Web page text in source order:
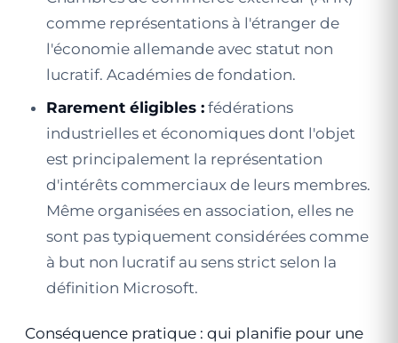
comme représentations à l'étranger de
l'économie allemande avec statut non
lucratif. Académies de fondation.
Rarement éligibles : fédérations
industrielles et économiques dont l'objet
est principalement la représentation
d'intérêts commerciaux de leurs membres.
Même organisées en association, elles ne
sont pas typiquement considérées comme
à but non lucratif au sens strict selon la
définition Microsoft.
Conséquence pratique : qui planifie pour une